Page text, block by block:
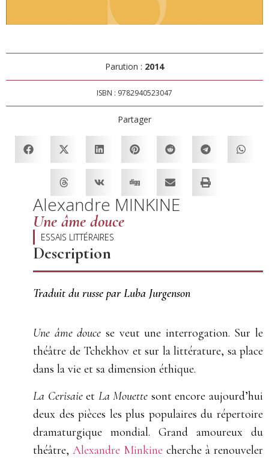
Parution : 2014
ISBN : 9782940523047
Partager
Alexandre MINKINE
Une âme douce
ESSAIS LITTÉRAIRES
Description
Traduit du russe par Luba Jurgenson
Une âme douce se veut une interrogation. Sur le
théâtre de Tchekhov et sur la littérature, sa place
dans la vie et sa dimension éthique.
La Cerisaieet La Mouette sont encore aujourd’hui
deux des pièces les plus populaires du répertoire
dramaturgique mondial. Grand amoureux du
théâtre, Alexandre Minkine cherche à renouveler